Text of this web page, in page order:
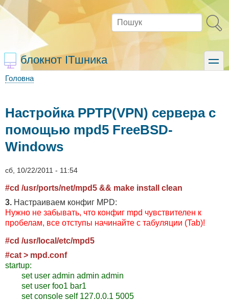
Перейти
основного
Пошук
блокнот ITшника toggle
Головна
Настройка PPTP(VPN) сервера с
помощью mpd5 FreeBSD-
Windows
сб, 10/22/2011 - 11:54
#cd /usr/ports/net/mpd5 && make install clean
3. Настраиваем конфиг MPD:
Нужно не забывать, что конфиг mpd чувствителен к
пробелам, все отступы начинайте с табуляции (Tab)!
#cd /usr/local/etc/mpd5
#cat > mpd.conf
startup:
set user admin admin admin
set user foo1 bar1
set console self 127.0.0.1 5005